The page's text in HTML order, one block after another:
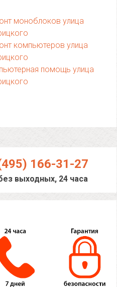
моноблоков улица
компьютеров улица
помощь улица
166-31-27
выходных, 24 часа